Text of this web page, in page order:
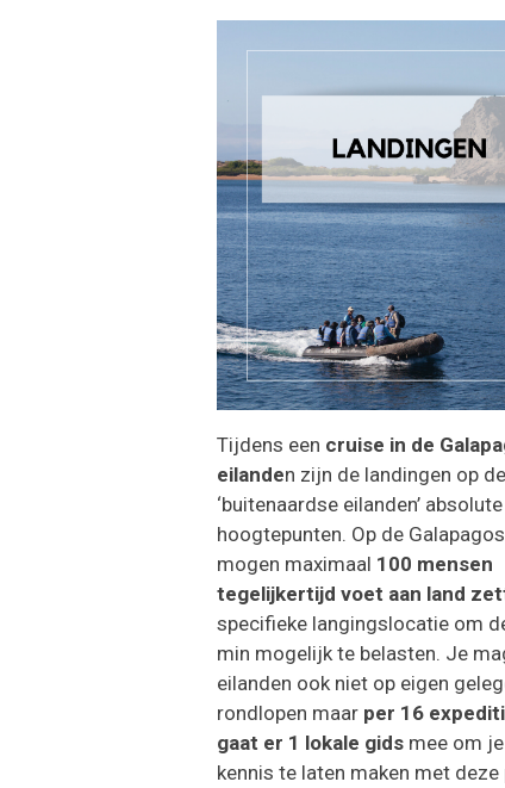
Tijdens een cruise in de
eilanden zijn de landingen op de
‘buitenaardse eilanden’ absolute
hoogtepunten. Op de
mogen maximaal 100 mensen
tegelijkertijd voet aan land
specifieke langingslocatie om
min mogelijk te belasten. Je
eilanden ook niet op eigen
rondlopen maar per 16
gaat er 1 lokale gids mee om
kennis te laten maken met